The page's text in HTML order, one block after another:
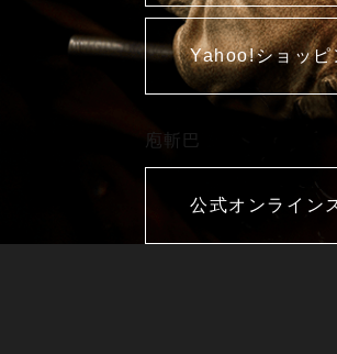
Yahoo!ショッピ
庖斬巴
公式オンライン